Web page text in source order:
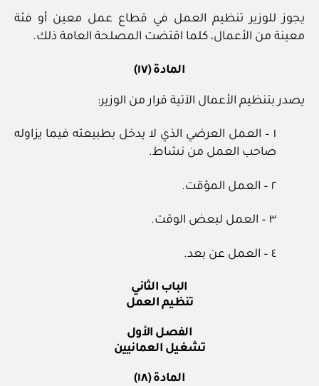
يجوز للوزير تنظيم العمل في قطاع عمل معين أو فئة
معينة من الأعمال، كلما اقتضت المصلحة العامة ذلك.
المادة (١٧)
يصدر بتنظيم الأعمال الآتية قرار من الوزير:
١ – العمل العرضي الذي لا يدخل بطبيعته فيما يزاوله
صاحب العمل من نشاط.
٢ – العمل المؤقت.
٣ – العمل لبعض الوقت.
٤ – العمل عن بعد.
الباب الثاني
تنظيم العمل
الفصل الأول
تشغيل العمانيين
المادة (١٨)